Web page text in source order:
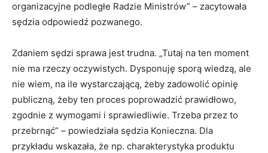
organizacyjne podległe Radzie Ministrów” – zacytowała
sędzia odpowiedź pozwanego.
Zdaniem sędzi sprawa jest trudna. „Tutaj na ten moment
nie ma rzeczy oczywistych. Dysponuję sporą wiedzą, ale
nie wiem, na ile wystarczającą, żeby zadowolić opinię
publiczną, żeby ten proces poprowadzić prawidłowo,
zgodnie z wymogami i sprawiedliwie. Trzeba przez to
przebrnąć” – powiedziała sędzia Konieczna. Dla
przykładu wskazała, że np. charakterystyka produktu